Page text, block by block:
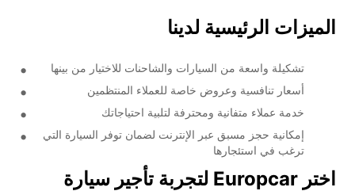
الميزات الرئيسية لدينا
تشكيلة واسعة من السيارات والشاحنات للاختيار من بينها
أسعار تنافسية وعروض خاصة للعملاء المنتظمين
خدمة عملاء متفانية ومحترفة لتلبية احتياجاتك
إمكانية حجز مسبق عبر الإنترنت لضمان توفر السيارة التي
ترغب في استئجارها
اختر Europcar لتجربة تأجير سيارة